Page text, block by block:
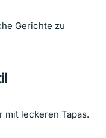
Gerichte zu
mit leckeren Tapas.